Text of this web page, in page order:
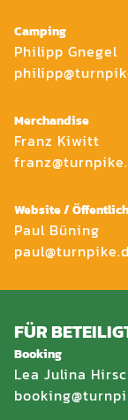
Camping
Philipp Gnegel
Merchandise
Franz Kiwitt
Website /
Paul Büning
FÜR
Booking
Lea Julina